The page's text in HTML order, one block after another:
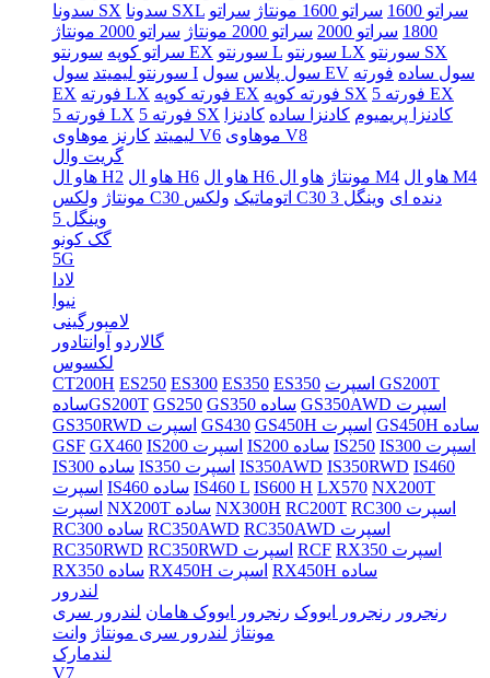
سدونا SX
سدونا SXL سراتو 1600 سراتو 1600 مونتاژ
سراتو
1800 سراتو 2000 سراتو 2000 مونتاژ
سراتو 2000 مونتاژ
سراتو کوپه سورنتو EX سورنتو L سورنتو LX
سورنتو SX
سورنتو لیمیتد سول I سول پلاس سول EV سول ساده فورته
EX
فورته LX فورته کوپه EX فورته کوپه SX
فورته 5 EX
فورته 5 LX
فورته 5 SX کادنزا پریمیوم کادنزا ساده کادنزا
لیمیتد کارنز موهاوی V6
موهاوی V8
گریت وال
هاو ال H2
هاو ال H6 هاو ال H6 مونتاژ هاو ال M4 هاو ال M4
مونتاژ
ولکس C30 اتوماتیک ولکس C30 دنده ای وینگل 3
وینگل 5
گک کونو
5G
لادا
نیوا
لامبورگینی
گالاردو آوانتادور
لکسوس
CT200H ES250 ES300 ES350 ES350
اسپرت GS200T
سادهGS200T GS250 GS350 ساده
GS350AWD اسپرت
GS350RWD اسپرت GS430 GS450H اسپرت
GS450H ساده
GSF GX460 IS200 اسپرت IS200 ساده IS250
IS300 اسپرت
IS300 ساده
IS350 اسپرت IS350AWD IS350RWD IS460
اسپرت
IS460 ساده IS460 L IS600 H LX570 NX200T
اسپرت
NX200T ساده NX300H RC200T
RC300 اسپرت
RC300 ساده RC350AWD
RC350AWD اسپرت
RC350RWD
RC350RWD اسپرت RCF
RX350 اسپرت
RX350 ساده
RX450H اسپرت
RX450H ساده
لندرور
رنجرور رنجرور ایووک رنجرور ایووک هامان لندرور سری
مونتاژ لندرور سری مونتاژ وانت
لندمارک
V7